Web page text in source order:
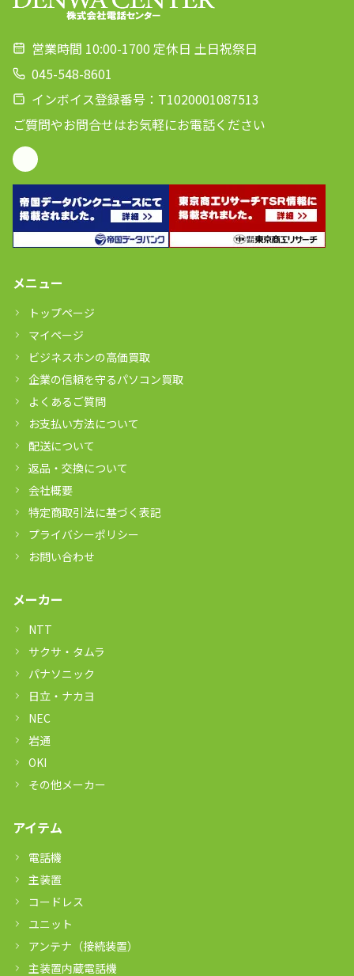
営業時間 10:00-1700 定休日 土日祝祭日
045-548-8601
インボイス登録番号：T1020001087513
ご質問やお問合せはお気軽にお電話ください
メニュー
トップページ
マイページ
ビジネスホンの高価買取
企業の信頼を守るパソコン買取
よくあるご質問
お支払い方法について
配送について
返品・交換について
会社概要
特定商取引法に基づく表記
プライバシーポリシー
お問い合わせ
メーカー
NTT
サクサ・タムラ
パナソニック
日立・ナカヨ
NEC
岩通
OKI
その他メーカー
アイテム
電話機
主装置
コードレス
ユニット
アンテナ（接続装置）
主装置内蔵電話機